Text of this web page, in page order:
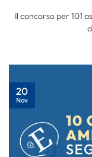
Il concorso per 101
20
Nov